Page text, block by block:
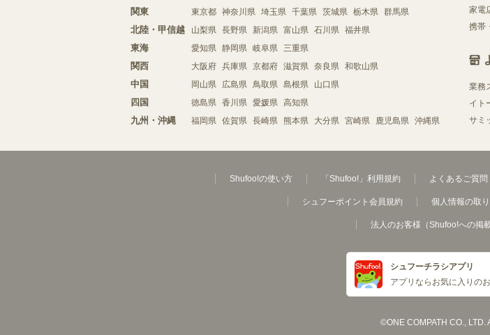
関東 東京都 神奈川県 埼玉県 千葉県 茨城県 栃木県 群馬県
北陸・甲信越 山梨県 長野県 新潟県 富山県 石川県 福井県
東海 愛知県 静岡県 岐阜県 三重県
関西 大阪府 兵庫県 京都府 滋賀県 奈良県 和歌山県
中国 岡山県 広島県 鳥取県 島根県 山口県
四国 徳島県 香川県 愛媛県 高知県
九州・沖縄 福岡県 佐賀県 長崎県 熊本県 大分県 宮崎県 鹿児島県 沖縄県
家電
携帯
業務
イト
サミ
Shufoo!の使い方 「Shufoo!」利用規約 よくあるご質問
シュフーポイント会員規約 個人情報の取
法人のお客様（Shufoo!への掲
シュフーチラシアプリ
アプリならお気に入りの
©ONE COMPATH CO., LTD.